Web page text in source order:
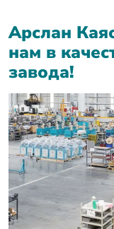
Арслан
нам в
завода!